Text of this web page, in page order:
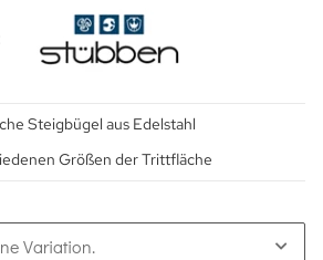
Steigbügel aus Edelstahl
Größen der Trittfläche
Variation.